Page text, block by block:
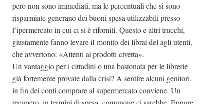
però non sono immediati, ma le percentuali che si sono
risparmiate generano dei buoni spesa utilizzabili presso
l’ipermercato in cui ci si è riforniti. Questo e altri trucchi,
giustamente fanno levare il monito dei librai del agli utenti,
che avvertono: «Attenti ai prodotti civetta».
Un vantaggio per i cittadini o una bastonata per le librerie
già fortemente provate dalla crisi? A sentire alcuni genitori,
in fin dei conti comprare al supermercato conviene. Un